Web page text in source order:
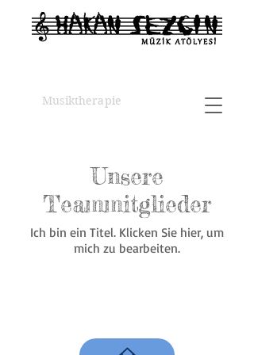
Musiktherapie
Unsere
Teammitglieder
Ich bin ein Titel. ​Klicken Sie hier, um
mich zu bearbeiten.